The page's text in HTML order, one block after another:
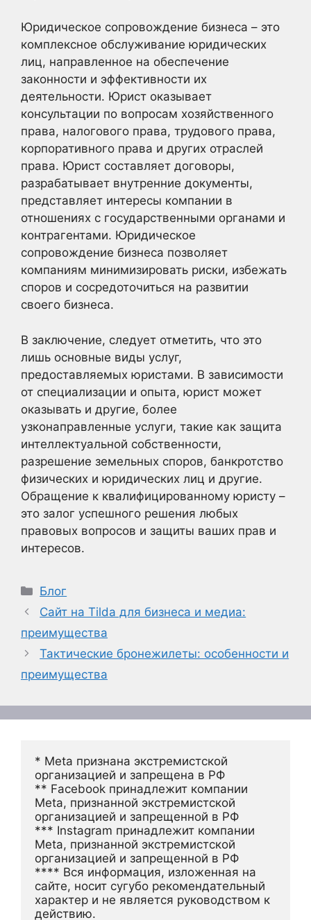
Юридическое сопровождение бизнеса – это
комплексное обслуживание юридических
лиц, направленное на обеспечение
законности и эффективности их
деятельности. Юрист оказывает
консультации по вопросам хозяйственного
права, налогового права, трудового права,
корпоративного права и других отраслей
права. Юрист составляет договоры,
разрабатывает внутренние документы,
представляет интересы компании в
отношениях с государственными органами и
контрагентами. Юридическое
сопровождение бизнеса позволяет
компаниям минимизировать риски, избежать
споров и сосредоточиться на развитии
своего бизнеса.
В заключение, следует отметить, что это
лишь основные виды услуг,
предоставляемых юристами. В зависимости
от специализации и опыта, юрист может
оказывать и другие, более
узконаправленные услуги, такие как защита
интеллектуальной собственности,
разрешение земельных споров, банкротство
физических и юридических лиц и другие.
Обращение к квалифицированному юристу –
это залог успешного решения любых
правовых вопросов и защиты ваших прав и
интересов.
Рубрики
Блог
Сайт на Tilda для бизнеса и медиа:
преимущества
Тактические бронежилеты: особенности и
преимущества
* Meta признана экстремистской
организацией и запрещена в РФ
** Facebook принадлежит компании
Meta, признанной экстремистской
организацией и запрещенной в РФ
*** Instagram принадлежит компании
Meta, признанной экстремистской
организацией и запрещенной в РФ
**** Вся информация, изложенная на
сайте, носит сугубо рекомендательный
характер и не является руководством к
действию.